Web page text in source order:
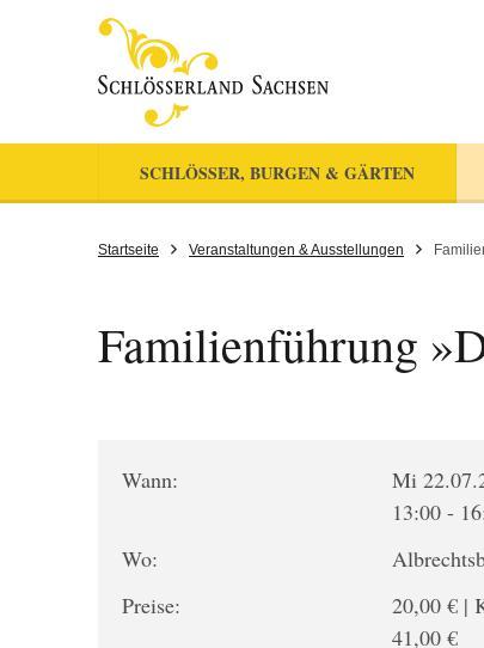
SCHLÖSSER, BURGEN & GÄRTEN
Startseite Veranstaltungen & Ausstellungen
Familienführung
Wann:
Mi
13:00 -
Wo:
Preise:
20,00 € |
41,00 €